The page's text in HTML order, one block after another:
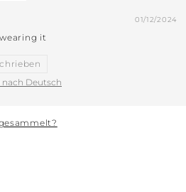
01/12/2024
it
Deutsch